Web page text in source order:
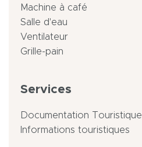
Machine à café
Salle d'eau
Ventilateur
Grille-pain
Services
Documentation Touristique
Informations touristiques